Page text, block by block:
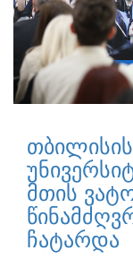
მთის
ჩატარდა